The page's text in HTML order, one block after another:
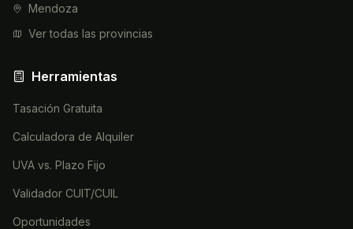
Mendoza
Ver todas las provincias
Herramientas
Tasación Gratuita
Calculadora de Alquiler
UVA vs. Plazo Fijo
Validador CUIT/CUIL
Oportunidades